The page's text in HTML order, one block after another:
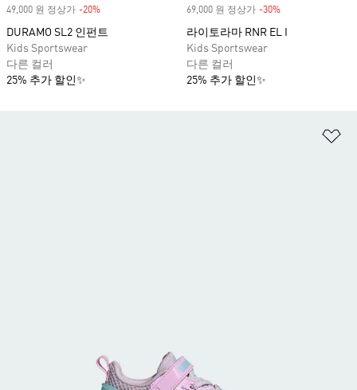
49,000 원 정상가 -20%
DURAMO SL2 인펀트
Kids Sportswear
다른 컬러
25% 추가 할인✨
69,000 원 정상가 -30%
라이토라마 RNR EL I
Kids Sportswear
다른 컬러
25% 추가 할인✨